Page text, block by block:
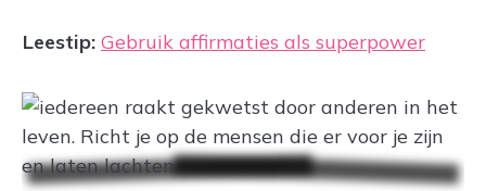
Leestip: Gebruik affirmaties als superpower